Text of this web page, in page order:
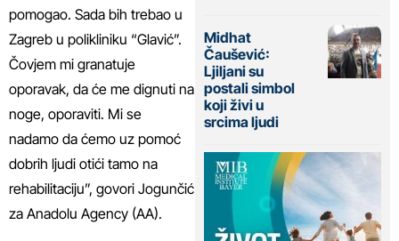
pomogao. Sada bih trebao u
Zagreb u polikliniku “Glavić”.
Čovjem mi granatuje
oporavak, da će me dignuti na
noge, oporaviti. Mi se
nadamo da ćemo uz pomoć
dobrih ljudi otići tamo na
rehabilitaciju”, govori Jogunčić
za Anadolu Agency (AA).
Midhat
Čaušević:
Ljiljani su
postali simbol
koji živi u
srcima ljudi